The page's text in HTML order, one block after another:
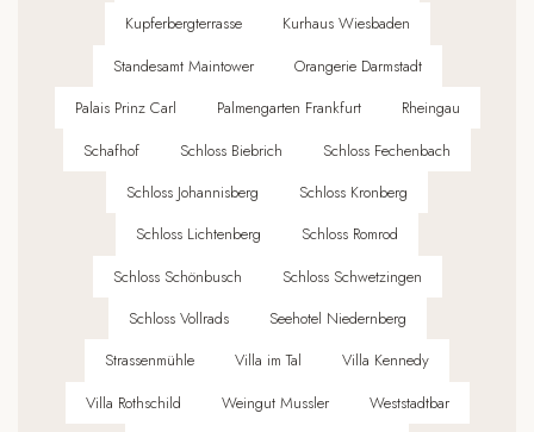
Kupferbergterrasse
Kurhaus Wiesbaden
Standesamt Maintower
Orangerie Darmstadt
Palais Prinz Carl
Palmengarten Frankfurt
Rheingau
Schafhof
Schloss Biebrich
Schloss Fechenbach
Schloss Johannisberg
Schloss Kronberg
Schloss Lichtenberg
Schloss Romrod
Schloss Schönbusch
Schloss Schwetzingen
Schloss Vollrads
Seehotel Niedernberg
Strassenmühle
Villa im Tal
Villa Kennedy
Villa Rothschild
Weingut Mussler
Weststadtbar